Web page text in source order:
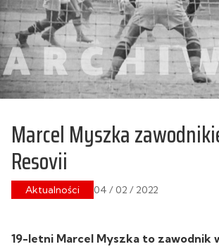
Marcel Myszka
Resovii
Aktualności 04 / 02 / 2022
19-letni Marcel Myszka to zawodnik